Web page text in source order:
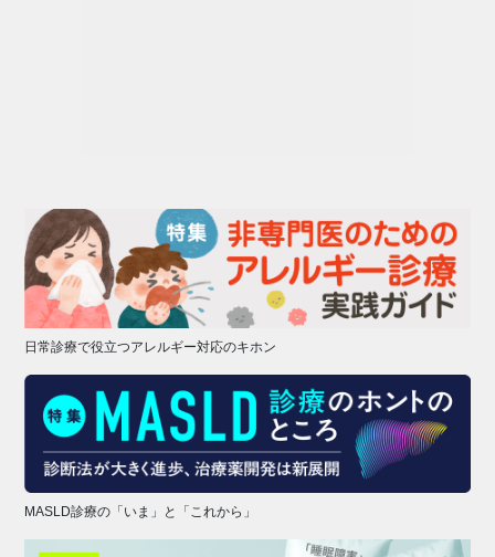
日常診療で役立つアレルギー対応のキホン
MASLD診療の「いま」と「これから」